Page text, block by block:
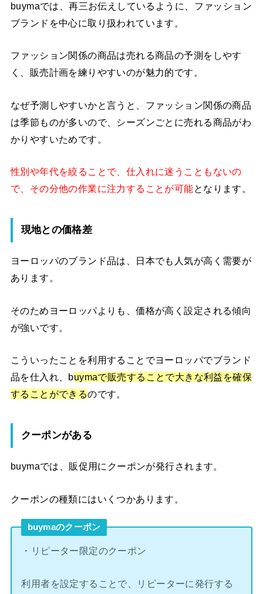
buymaでは、再三お伝えしているように、ファッション
ブランドを中心に取り扱われています。
ファッション関係の商品は売れる商品の予測をしやす
く、販売計画を練りやすいのが魅力的です。
なぜ予測しやすいかと言うと、ファッション関係の商品
は季節ものが多いので、シーズンごとに売れる商品がわ
かりやすいためです。
性別や年代を絞ることで、仕入れに迷うこともないの
で、その分他の作業に注力することが可能となります。
現地との価格差
ヨーロッパのブランド品は、日本でも人気が高く需要が
あります。
そのためヨーロッパよりも、価格が高く設定される傾向
が強いです。
こういったことを利用することでヨーロッパでブランド
品を仕入れ、buymaで販売することで大きな利益を確保
することができるのです。
クーポンがある
buymaでは、販促用にクーポンが発行されます。
クーポンの種類にはいくつかあります。
buymaのクーポン
・リピーター限定のクーポン
利用者を設定することで、リピーターに発行する